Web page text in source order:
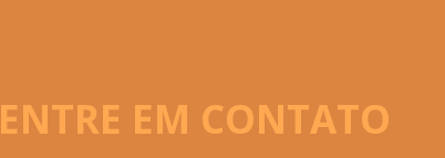
ENTRE EM CONTATO